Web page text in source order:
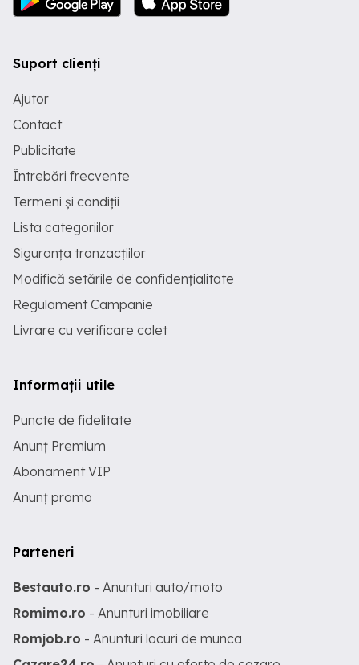
Suport clienți
Ajutor
Contact
Publicitate
Întrebări frecvente
Termeni și condiții
Lista categoriilor
Siguranța tranzacțiilor
Modifică setările de confidențialitate
Regulament Campanie
Livrare cu verificare colet
Informații utile
Puncte de fidelitate
Anunț Premium
Abonament VIP
Anunț promo
Parteneri
Bestauto.ro - Anunturi auto/moto
Romimo.ro - Anunturi imobiliare
Romjob.ro - Anunturi locuri de munca